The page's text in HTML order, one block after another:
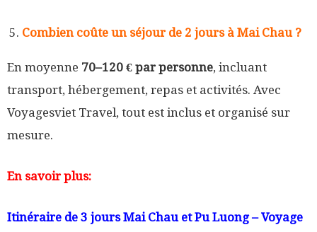
Combien coûte un séjour de 2 jours à Mai Chau ?
En moyenne 70–120 € par personne, incluant
transport, hébergement, repas et activités. Avec
Voyagesviet Travel, tout est inclus et organisé sur
mesure.
En savoir plus:
Itinéraire de 3 jours Mai Chau et Pu Luong – Voyage